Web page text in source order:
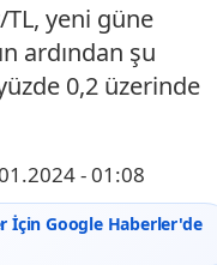
yeni güne
ardından şu
0,2 üzerinde
- 01:08
İçin Google Haberler'de